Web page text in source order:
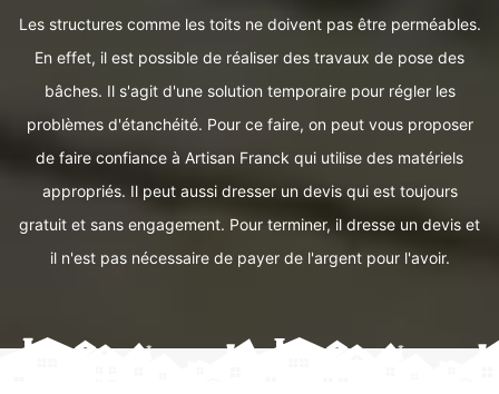
Les structures comme les toits ne doivent pas être perméables.
En effet, il est possible de réaliser des travaux de pose des
bâches. Il s'agit d'une solution temporaire pour régler les
problèmes d'étanchéité. Pour ce faire, on peut vous proposer
de faire confiance à Artisan Franck qui utilise des matériels
appropriés. Il peut aussi dresser un devis qui est toujours
gratuit et sans engagement. Pour terminer, il dresse un devis et
il n'est pas nécessaire de payer de l'argent pour l'avoir.